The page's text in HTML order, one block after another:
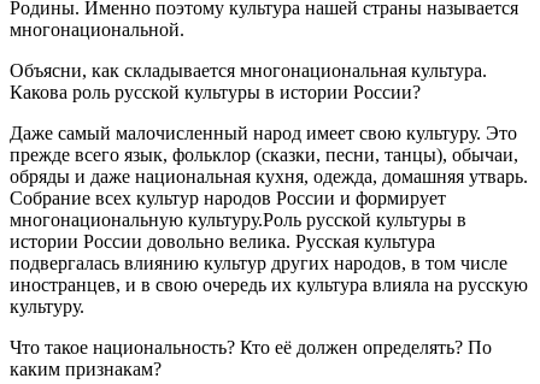
Родины. Именно поэтому культура нашей страны называется
многонациональной.
Объясни, как складывается многонациональная культура.
Какова роль русской культуры в истории России?
Даже самый малочисленный народ имеет свою культуру. Это
прежде всего язык, фольклор (сказки, песни, танцы), обычаи,
обряды и даже национальная кухня, одежда, домашняя утварь.
Собрание всех культур народов России и формирует
многонациональную культуру.Роль русской культуры в
истории России довольно велика. Русская культура
подвергалась влиянию культур других народов, в том числе
иностранцев, и в свою очередь их культура влияла на русскую
культуру.
Что такое национальность? Кто её должен определять? По
каким признакам?